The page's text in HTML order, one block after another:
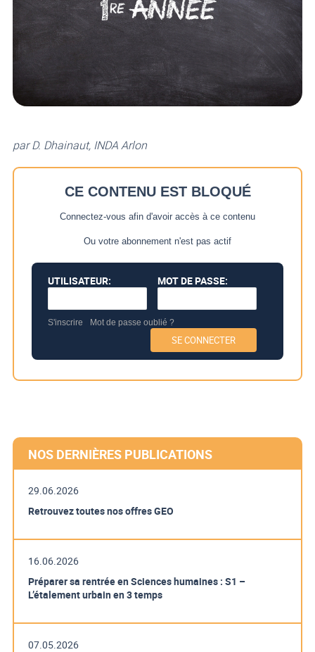
par D. Dhainaut, INDA Arlon
CE CONTENU EST BLOQUÉ
Connectez-vous afin d'avoir accès à ce contenu
Ou votre abonnement n'est pas actif
UTILISATEUR: MOT DE PASSE:
S'inscrire Mot de passe oublié ?
NOS DERNIÈRES PUBLICATIONS
29.06.2026
Retrouvez toutes nos offres GEO
16.06.2026
Préparer sa rentrée en Sciences humaines : S1 –
L’étalement urbain en 3 temps
07.05.2026